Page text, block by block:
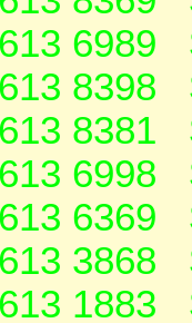
6989
8398
8381
6998
6369
3868
1883